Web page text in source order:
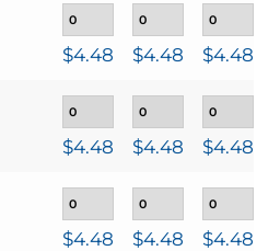
$4.48 $4.48 $4.48
$4.48 $4.48 $4.48
$4.48 $4.48 $4.48